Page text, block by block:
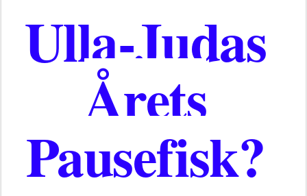
Ulla-Judas
Årets
Pausefisk?